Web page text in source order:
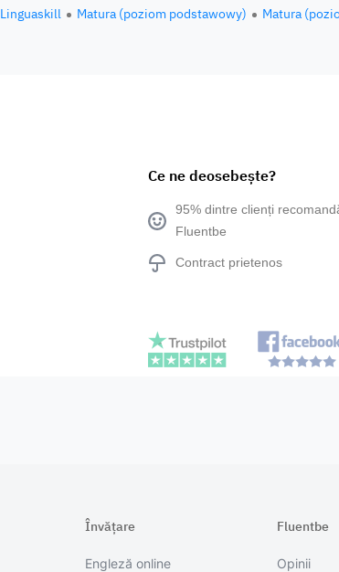
Linguaskill Matura (poziom podstawowy) Matura
Ce ne deosebește?
95% dintre clienți
Fluentbe
Contract prietenos
Învățare
Engleză online
Fluentbe
Opinii